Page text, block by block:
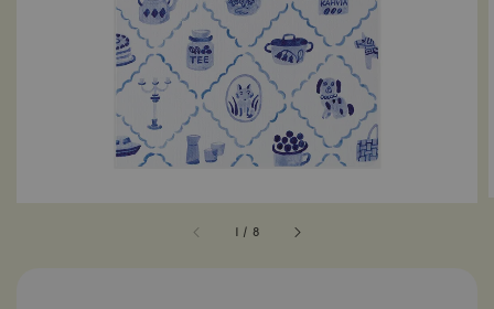
1 / 8